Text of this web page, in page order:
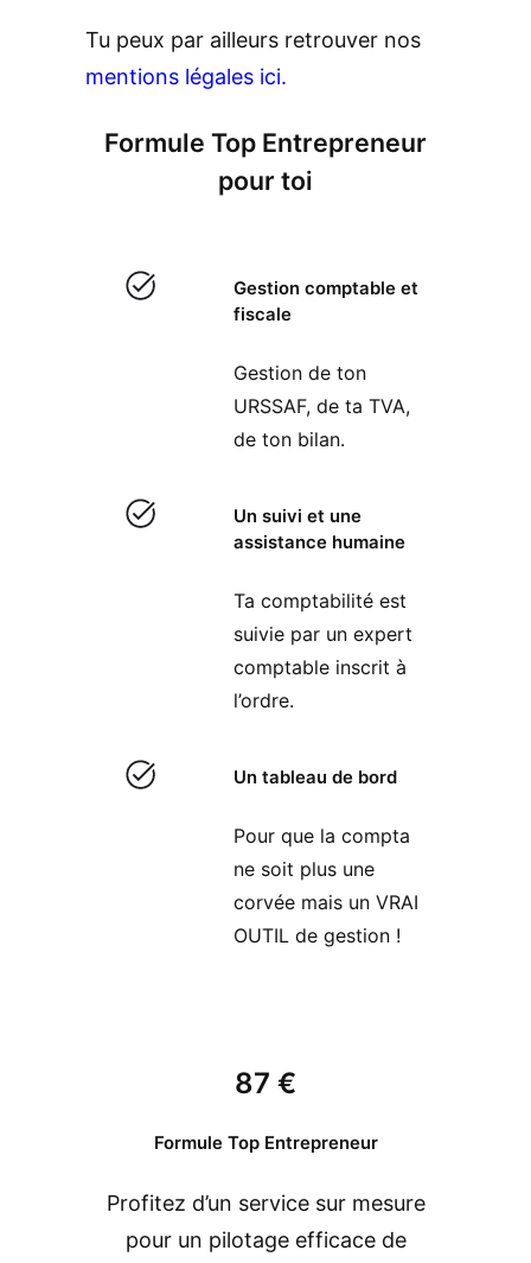
Tu peux par ailleurs retrouver nos
mentions légales ici.
Formule Top Entrepreneur
pour toi
Gestion comptable et
fiscale
Gestion de ton
URSSAF, de ta TVA,
de ton bilan.
Un suivi et une
assistance humaine
Ta comptabilité est
suivie par un expert
comptable inscrit à
l’ordre.
Un tableau de bord
Pour que la compta
ne soit plus une
corvée mais un VRAI
OUTIL de gestion !
87 €
Formule Top Entrepreneur
Profitez d’un service sur mesure
pour un pilotage efficace de